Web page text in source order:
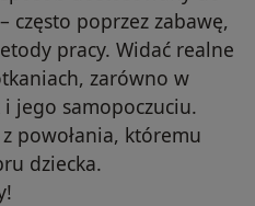
często poprzez zabawę,
pracy. Widać realne
zarówno w
jego samopoczuciu.
powołania, któremu
dziecka.